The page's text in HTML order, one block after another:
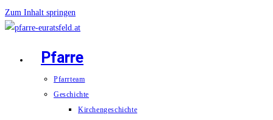
Zum Inhalt springen
Pfarre
Pfarrteam
Geschichte
Kirchengeschichte